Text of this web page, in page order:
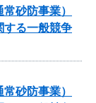
砂防事業）
する一般競争
砂防事業）